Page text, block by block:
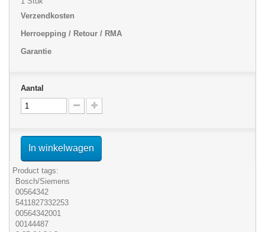
Verzendkosten
Herroepping / Retour / RMA
Garantie
Aantal
In winkelwagen
Product tags:
Bosch/Siemens
00564342
5411827332253
00564342001
00144487